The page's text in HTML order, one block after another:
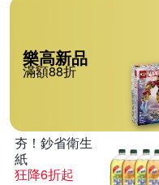
樂高新品
滿額88折
夯！鈔省衛生
紙
狂降6折起